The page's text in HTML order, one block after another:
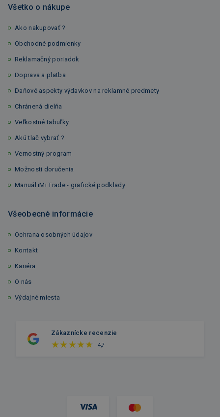
Všetko o nákupe
Ako nakupovať ?
Obchodné podmienky
Reklamačný poriadok
Doprava a platba
Daňové aspekty výdavkov na reklamné predmety
Chránená dielňa
Veľkostné tabuľky
Akú tlač vybrať ?
Vernostný program
Možnosti doručenia
Manuál iMi Trade - grafické podklady
Všeobecné informácie
Ochrana osobných údajov
Kontakt
Kariéra
O nás
Výdajné miesta
Zákaznícke recenzie
4,7